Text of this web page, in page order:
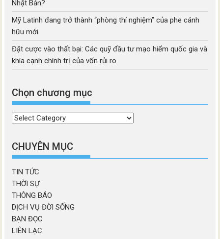
Nhật Bản?
Mỹ Latinh đang trở thành “phòng thí nghiệm” của phe cánh
hữu mới
Đặt cược vào thất bại: Các quỹ đầu tư mạo hiểm quốc gia và
khía cạnh chính trị của vốn rủi ro
Chọn chương mục
Chọn
mục
CHUYÊN MỤC
TIN TỨC
THỜI SỰ
THÔNG BÁO
DỊCH VỤ ĐỜI SỐNG
BẠN ĐỌC
LIÊN LẠC